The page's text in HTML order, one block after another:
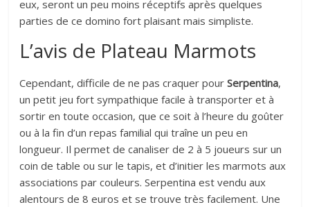
eux, seront un peu moins réceptifs après quelques
parties de ce domino fort plaisant mais simpliste.
L’avis de Plateau Marmots
Cependant, difficile de ne pas craquer pour Serpentina,
un petit jeu fort sympathique facile à transporter et à
sortir en toute occasion, que ce soit à l’heure du goûter
ou à la fin d’un repas familial qui traîne un peu en
longueur. Il permet de canaliser de 2 à 5 joueurs sur un
coin de table ou sur le tapis, et d’initier les marmots aux
associations par couleurs. Serpentina est vendu aux
alentours de 8 euros et se trouve très facilement. Une